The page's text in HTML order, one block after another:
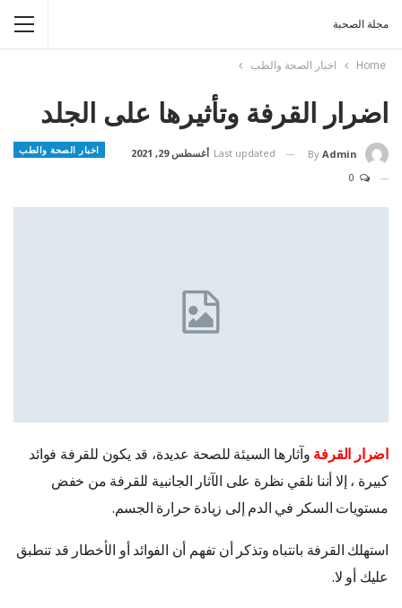
مجلة الصحبة
Home اخبار الصحة والطب
اضرار القرفة وتأثيرها على الجلد
اخبار الصحة والطب By Admin
Last updated أغسطس 29, 2021
اضرار القرفة وآثارها السيئة للصحة عديدة، قد يكون للقرفة فوائد
كبيرة ، إلا أننا نلقي نظرة على الآثار الجانبية للقرفة من خفض
مستويات السكر في الدم إلى زيادة حرارة الجسم.
استهلك القرفة بانتباه وتذكر أن تفهم أن الفوائد أو الأخطار قد تنطبق
عليك أو لا.